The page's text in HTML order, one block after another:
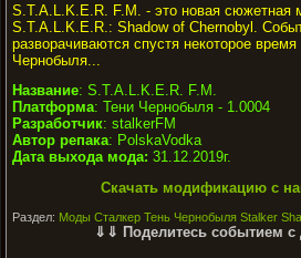
S.T.A.L.K.E.R. F.M. - это новая сюжетная
S.T.A.L.K.E.R.: Shadow of Chernobyl.
разворачиваются спустя некоторое
Чернобыля...
Название: S.T.A.L.K.E.R. F.M.
Платформа: Тени Чернобыля - 1.0004
Разработчик: stalkerFM
Автор репака: PolskaVodka
Дата выхода мода: 31.12.2019г.
Скачать модификацию с
Раздел: Моды Сталкер Тень Чернобыля Stalker
⇓⇓ Поделитесь событием